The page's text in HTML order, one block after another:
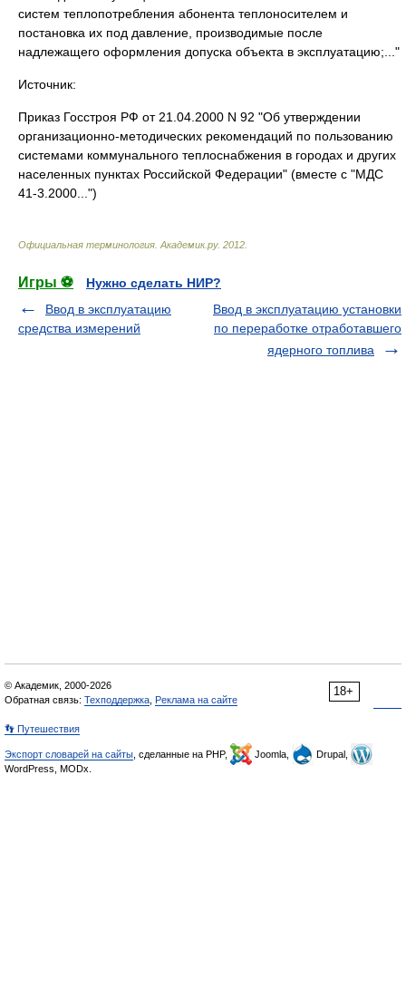
систем теплопотребления абонента теплоносителем и
постановка их под давление, производимые после
надлежащего оформления допуска объекта в эксплуатацию;..."
Источник:
Приказ Госстроя РФ от 21.04.2000 N 92 "Об утверждении
организационно-методических рекомендаций по пользованию
системами коммунального теплоснабжения в городах и других
населенных пунктах Российской Федерации" (вместе с "МДС
41-3.2000...")
Официальная терминология Академик.ру. 2012
Игры ⚽
Нужно сделать НИР?
Ввод в эксплуатацию
средства измерений
Ввод в эксплуатацию установки
по переработке отработавшего
ядерного топлива
18+
© Академик, 2000-2026
Обратная связь: Техподдержка Реклама на сайте
👣 Путешествия
Экспорт словарей на сайты , сделанные на PHP, Joomla,
Drupal,
WordPress, MODx.